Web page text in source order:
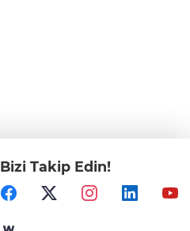
Bizi Takip Edin!